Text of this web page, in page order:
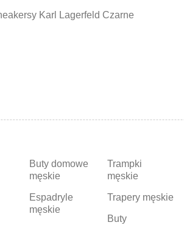
Karl Lagerfeld Czarne
Buty domowe
męskie
Espadryle
męskie
Trampki
męskie
Trapery męskie
Buty